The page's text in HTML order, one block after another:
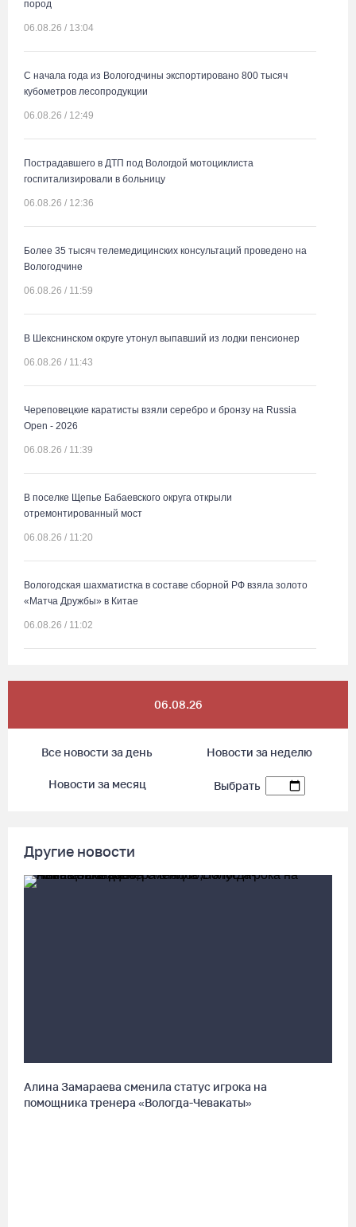
пород
06.08.26 / 13:04
С начала года из Вологодчины экспортировано 800 тысяч
кубометров лесопродукции
06.08.26 / 12:49
Пострадавшего в ДТП под Вологдой мотоциклиста
госпитализировали в больницу
06.08.26 / 12:36
Более 35 тысяч телемедицинских консультаций проведено на
Вологодчине
06.08.26 / 11:59
В Шекснинском округе утонул выпавший из лодки пенсионер
06.08.26 / 11:43
Череповецкие каратисты взяли серебро и бронзу на Russia
Open - 2026
06.08.26 / 11:39
В поселке Щепье Бабаевского округа открыли
отремонтированный мост
06.08.26 / 11:20
Вологодская шахматистка в составе сборной РФ взяла золото
«Матча Дружбы» в Китае
06.08.26 / 11:02
В Вологде пресечена деятельность очередной точки
Вологжан и гостей области приглашают в выходные на
06.08.26 / 10:05
06.08.26 / 09:33
Четыре волейболистки из Череповца готовятся к молодежному
06.08.26
Все новости за день Новости за неделю
Новости за месяц Выбрать
Другие новости
Алина Замараева сменила статус игрока на
помощника тренера «Вологда-Чевакаты»